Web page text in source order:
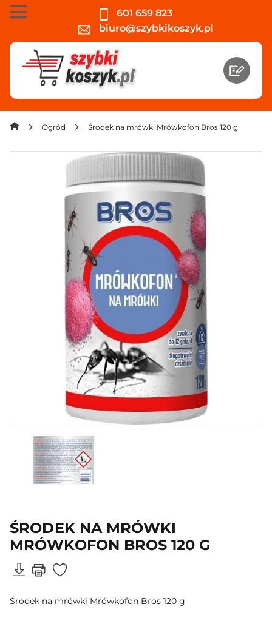
601 659 823
biuro@szybkikoszyk.pl
Ogród Środek na mrówki Mrówkofon Bros 120 g
ŚRODEK NA MRÓWKI
MRÓWKOFON BROS 120 G
Środek na mrówki Mrówkofon Bros 120 g